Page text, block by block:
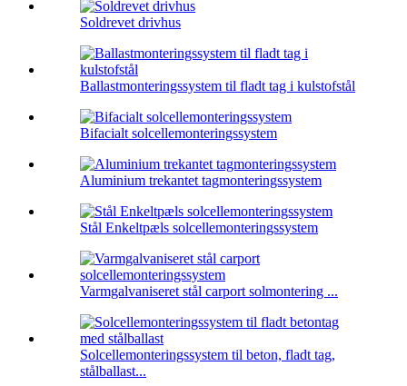
Soldrevet drivhus
Ballastmonteringssystem til fladt tag i kulstofstål
Bifacialt solcellemonteringssystem
Aluminium trekantet tagmonteringssystem
Stål Enkeltpæls solcellemonteringssystem
Varmgalvaniseret stål carport solmontering ...
Solcellemonteringssystem til beton, fladt tag,
stålballast...